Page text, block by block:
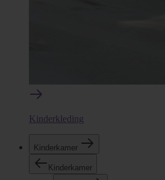
Kinderkleding
Kinderkamer
Kinderkamer